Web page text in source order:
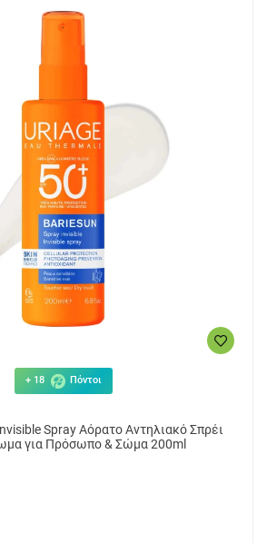
+ 18 Πόντοι
Spray Αόρατο Αντηλιακό Σπρέι
για Πρόσωπο & Σώμα 200ml